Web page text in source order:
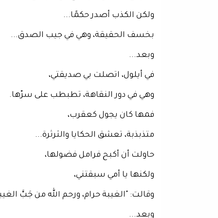
ولكن الكذب أصدر حكمًا...
بخسف الحقيقة، وهي في جيب الصدق...
وبعد...
في أيلول، اتصلت بي صديقتي،
وهي في دور النقاهة، تطبطب على سرّها.
فمها كان يجول كعقرب،
متذبذبة، تعشق الحكايا والثرثرة...
حاولت أن أكبح فرامل فضولها،
ولكنها يا أمي سبقتني،
وقالت: "الغيبة حرام، ورحم الله من جَبَّ
وبعد...